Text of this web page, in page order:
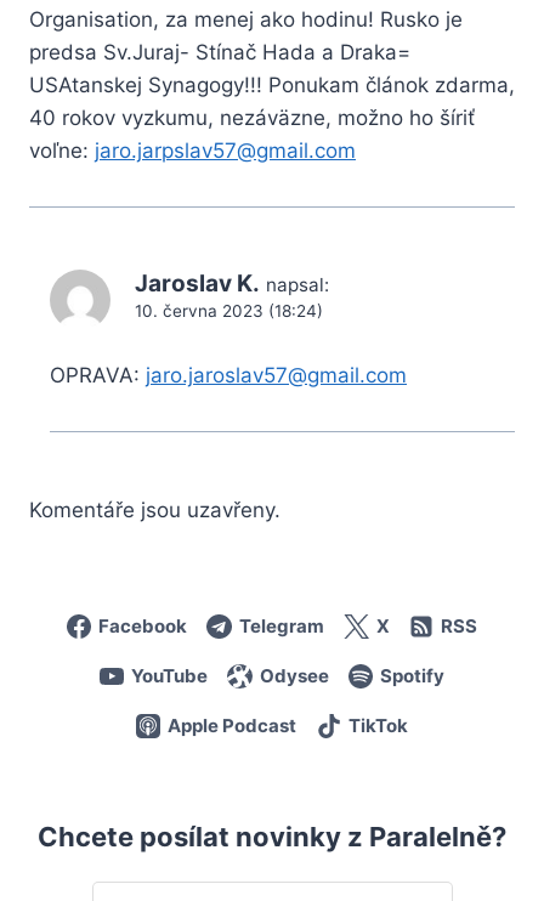
Organisation, za menej ako hodinu! Rusko je
predsa Sv.Juraj- Stínač Hada a Draka=
USAtanskej Synagogy!!! Ponukam článok zdarma,
40 rokov vyzkumu, nezáväzne, možno ho šíriť
voľne: jaro.jarpslav57@gmail.com
Jaroslav K. napsal:
10. června 2023 (18:24)
OPRAVA: jaro.jaroslav57@gmail.com
Komentáře jsou uzavřeny.
Facebook Telegram X RSS
YouTube Odysee Spotify
Apple Podcast TikTok
Chcete posílat novinky z Paralelně?